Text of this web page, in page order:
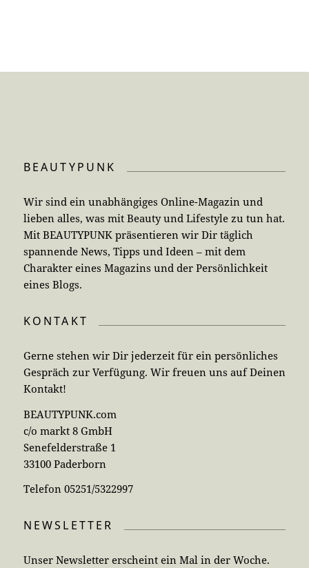
Mit BEAUTYPUNK präsentieren wir Dir täglich
Charakter eines Magazins und der Persönlichkeit
eines Blogs.
KONTAKT
Gerne stehen wir Dir jederzeit für ein persönliches
Kontakt!
c/o markt 8 GmbH
Senefelderstraße 1
33100 Paderborn
Telefon 05251/5322997
NEWSLETTER
Unser Newsletter erscheint ein Mal in der Woche.
mit allen wichtigen News und aktuellen
per E-Mail.